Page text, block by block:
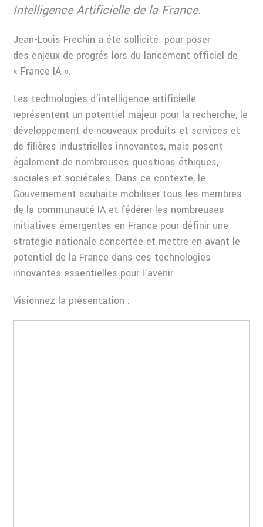
Intelligence Artificielle de la France.
Jean-Louis Frechin a été sollicité pour poser
des enjeux de progrés lors du lancement officiel de
« France IA ».
Les technologies d’intelligence artificielle
représentent un potentiel majeur pour la recherche, le
développement de nouveaux produits et services et
de filières industrielles innovantes, mais posent
également de nombreuses questions éthiques,
sociales et sociétales. Dans ce contexte, le
Gouvernement souhaite mobiliser tous les membres
de la communauté IA et fédérer les nombreuses
initiatives émergentes en France pour définir une
stratégie nationale concertée et mettre en avant le
potentiel de la France dans ces technologies
innovantes essentielles pour l’avenir.
Visionnez la présentation :